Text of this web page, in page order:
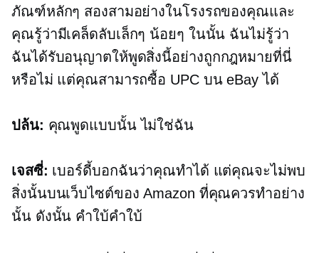
ภัณฑ์หลักๆ สองสามอย่างในโรงรถของคุณและ
คุณรู้ว่ามีเคล็ดลับเล็กๆ น้อยๆ ในนั้น ฉันไม่รู้ว่า
ฉันได้รับอนุญาตให้พูดสิ่งนี้อย่างถูกกฎหมายที่นี่
หรือไม่ แต่คุณสามารถซื้อ UPC บน eBay ได้
ปล้น: คุณพูดแบบนั้น ไม่ใช่ฉัน
เจสซี่: เบอร์ดี้บอกฉันว่าคุณทำได้ แต่คุณจะไม่พบ
สิ่งนั้นบนเว็บไซต์ของ Amazon ที่คุณควรทำอย่าง
นั้น ดังนั้น คำใบ้คำใบ้